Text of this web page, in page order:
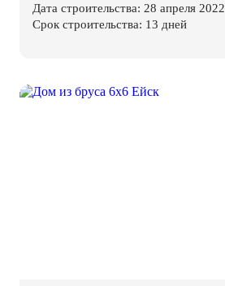
Дата строительства: 28 апреля 2022
Срок строительства: 13 дней